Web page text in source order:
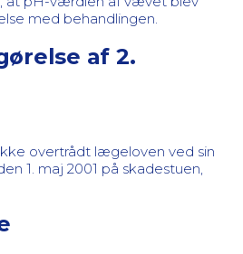
med behandlingen.
af 2.
overtrådt lægeloven ved sin
1. maj 2001 på skadestuen,